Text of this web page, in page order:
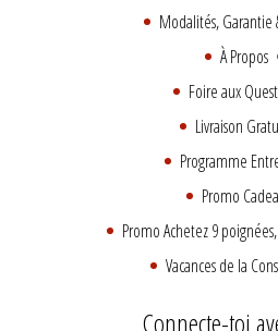
Modalités, Garantie
À Propos
Foire aux
Livraison
Programme
Promo
Promo Achetez 9
Vacances de la
Connecte-toi